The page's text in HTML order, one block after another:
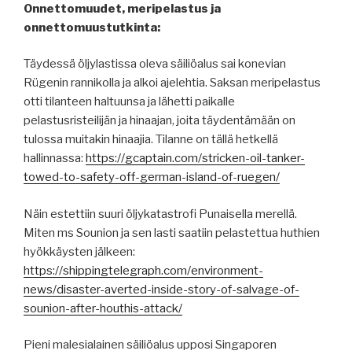
Onnettomuudet, meripelastus ja
onnettomuustutkinta:
Täydessä öljylastissa oleva säiliöalus sai konevian
Rügenin rannikolla ja alkoi ajelehtia. Saksan meripelastus
otti tilanteen haltuunsa ja lähetti paikalle
pelastusristeilijän ja hinaajan, joita täydentämään on
tulossa muitakin hinaajia. Tilanne on tällä hetkellä
hallinnassa: https://gcaptain.com/stricken-oil-tanker-
towed-to-safety-off-german-island-of-ruegen/
Näin estettiin suuri öljykatastrofi Punaisella merellä.
Miten ms Sounion ja sen lasti saatiin pelastettua huthien
hyökkäysten jälkeen:
https://shippingtelegraph.com/environment-
news/disaster-averted-inside-story-of-salvage-of-
sounion-after-houthis-attack/
Pieni malesialainen säiliöalus upposi Singaporen